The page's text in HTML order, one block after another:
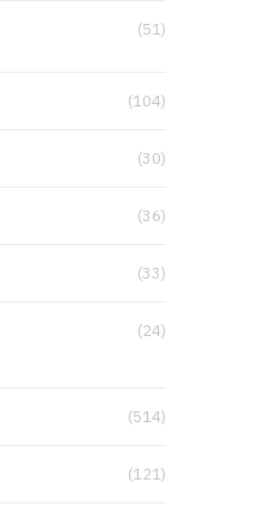
(51)
(104)
(30)
(36)
(33)
(24)
(514)
(121)